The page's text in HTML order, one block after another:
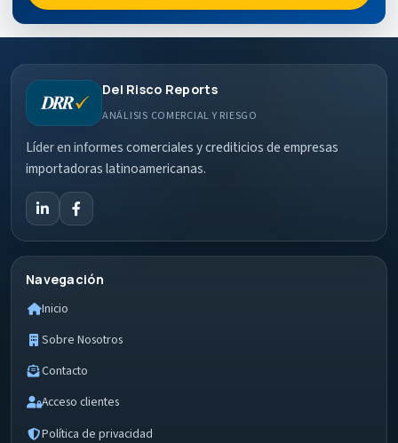
Del Risco Reports
ANÁLISIS COMERCIAL Y RIESGO
Líder en informes comerciales y crediticios de empresas
importadoras latinoamericanas.
Navegación
Inicio
Sobre Nosotros
Contacto
Acceso clientes
Política de privacidad